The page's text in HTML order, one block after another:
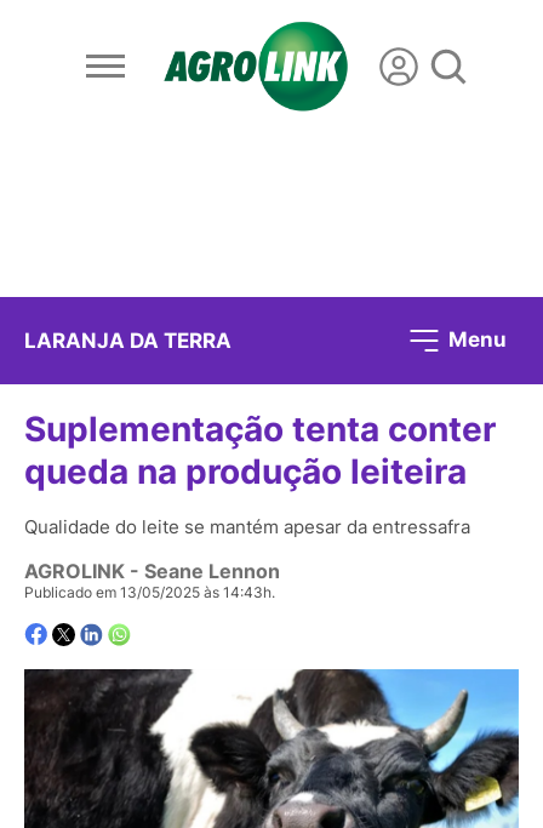
LARANJA DA TERRA Menu
Suplementação tenta conter
queda na produção leiteira
Qualidade do leite se mantém apesar da entressafra
AGROLINK - Seane Lennon
Publicado em 13/05/2025 às 14:43h.